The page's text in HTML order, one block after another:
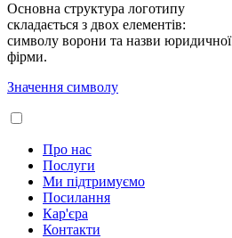
Основна структура логотипу
складається з двох елементів:
символу ворони та назви юридичної
фірми.
Значення символу
Про нас
Послуги
Ми підтримуємо
Посилання
Кар'єра
Контакти